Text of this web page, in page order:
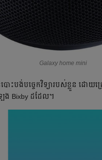
Galaxy home mini
ោះបង់បច្ចេកវិទ្យារបស់ខ្លួន ដោយ
ង Bixby ដដែល។